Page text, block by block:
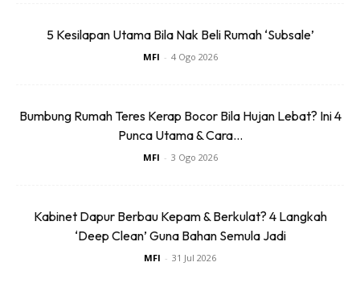
5 Kesilapan Utama Bila Nak Beli Rumah ‘Subsale’
MFI - 4 Ogo 2026
Bumbung Rumah Teres Kerap Bocor Bila Hujan Lebat? Ini 4
Punca Utama & Cara...
MFI - 3 Ogo 2026
Kabinet Dapur Berbau Kepam & Berkulat? 4 Langkah
‘Deep Clean’ Guna Bahan Semula Jadi
MFI - 31 Jul 2026